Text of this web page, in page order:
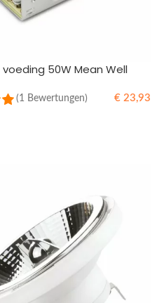
voeding 50W Mean Well
(1 Bewertungen) € 23,93